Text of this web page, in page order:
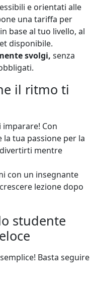
e orientati alle
una tariffa per
base al tuo livello, al
disponibile.
svolgi, senza
il ritmo ti
imparare! Con
tua passione per la
mentre
con un insegnante
lezione dopo
studente
Basta seguire